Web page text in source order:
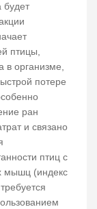
будет
птицы,
в организме,
потере
ран
и связано
птиц с
мышц (индекс